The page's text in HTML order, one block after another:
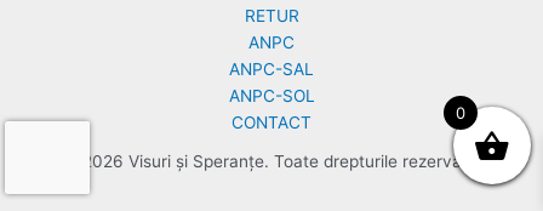
RETUR
ANPC
ANPC-SAL
ANPC-SOL
CONTACT
© 2026 Visuri și Speranțe. Toate drepturile rezervate.
0